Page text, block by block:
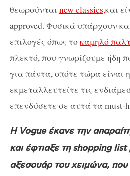
θεωρούνται new classics,και
approved. Φυσικά υπάρχουν
επιλογές όπως τοκαμηλό
πλεκτό, που γνωρίζουμε ήδη
για πάντα, οπότε τώρα είναι
εκμεταλλευτείτε τις
επενδύσετε σε αυτά τα must-
Η Vogue έκανε την
και έφτιαξε τη shopping list
αξεσουάρ του χειμώνα, που